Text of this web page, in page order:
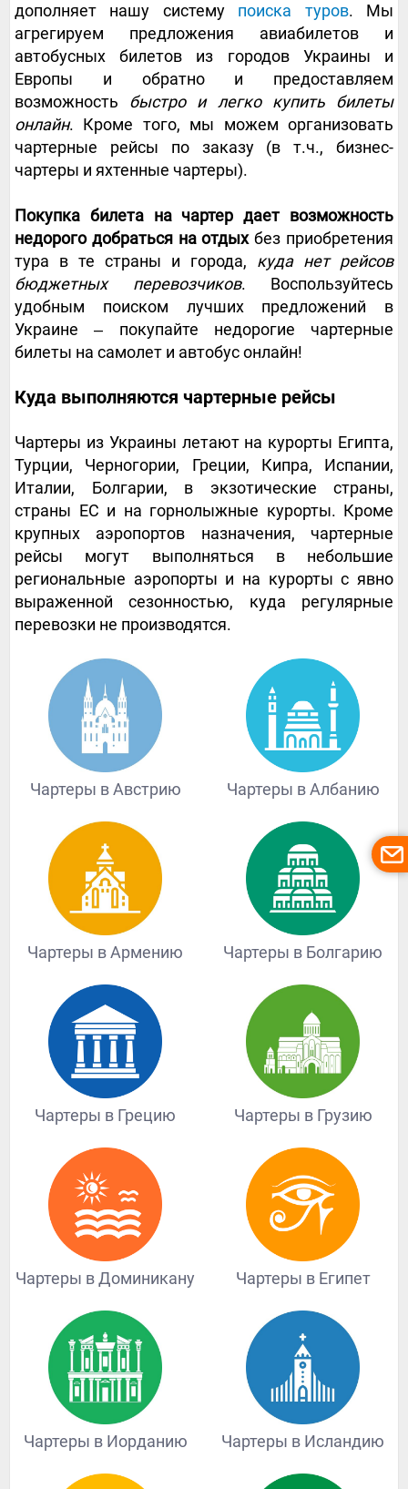
дополняет нашу систему поиска туров. Мы
агрегируем предложения авиабилетов и
автобусных билетов из городов Украины и
Европы и обратно и предоставляем
возможность быстро и легко купить билеты
онлайн. Кроме того, мы можем организовать
чартерные рейсы по заказу (в т.ч., бизнес-
чартеры и яхтенные чартеры).
Покупка билета на чартер дает возможность
недорого добраться на отдыхбез приобретения
тура в те страны и города, куда нет рейсов
бюджетных перевозчиков. Воспользуйтесь
удобным поиском лучших предложений в
Украине ‒ покупайте недорогие чартерные
билеты на самолет и автобус онлайн!
Куда выполняются чартерные рейсы
Чартеры из Украины летают на курорты Египта,
Турции, Черногории, Греции, Кипра, Испании,
Италии, Болгарии, в экзотические страны,
страны ЕС и на горнолыжные курорты. Кроме
крупных аэропортов назначения, чартерные
рейсы могут выполняться в небольшие
региональные аэропорты и на курорты с явно
выраженной сезонностью, куда регулярные
перевозки не производятся.
Чартеры в Австрию Чартеры в Албанию
Чартеры в Армению Чартеры в Болгарию
Чартеры в Грецию Чартеры в Грузию
Чартеры в Доминикану Чартеры в Египет
Чартеры в Иорданию Чартеры в Исландию